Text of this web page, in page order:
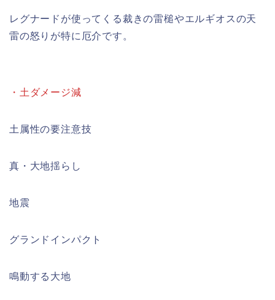
レグナードが使ってくる裁きの雷槌やエルギオスの天
雷の怒りが特に厄介です。
・土ダメージ減
土属性の要注意技
真・大地揺らし
地震
グランドインパクト
鳴動する大地